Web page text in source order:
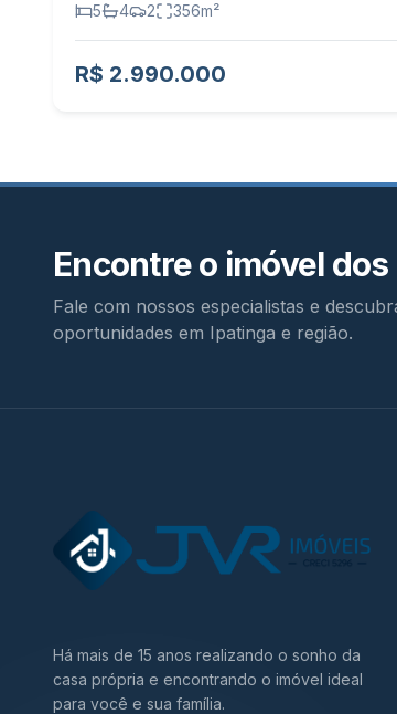
5 4 2 356m²
R$ 2.990.000
Encontre o imóvel
Fale com nossos especialistas e
oportunidades em Ipatinga e região.
Há mais de 15 anos realizando o sonho da
casa própria e encontrando o imóvel ideal
para você e sua família.